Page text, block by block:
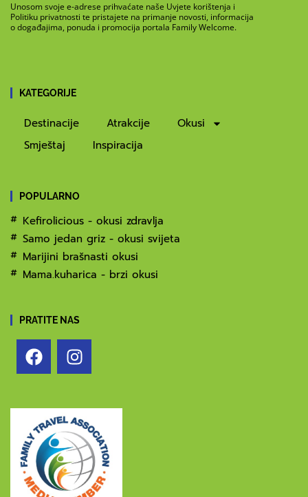
Unosom svoje e-adrese prihvaćate naše Uvjete korištenja i
Politiku privatnosti te pristajete na primanje novosti, informacija
o događajima, ponuda i promocija portala Family Welcome.
KATEGORIJE
Destinacije Atrakcije
Okusi
Smještaj
Inspiracija
POPULARNO
Kefirolicious - okusi zdravlja
Samo jedan griz - okusi svijeta
Marijini brašnasti okusi
Mama.kuharica - brzi okusi
PRATITE NAS